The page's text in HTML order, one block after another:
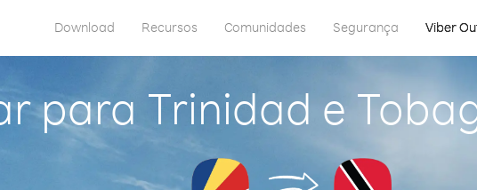
Download Recursos Comunidades Segurança Viber
para Trinidad e